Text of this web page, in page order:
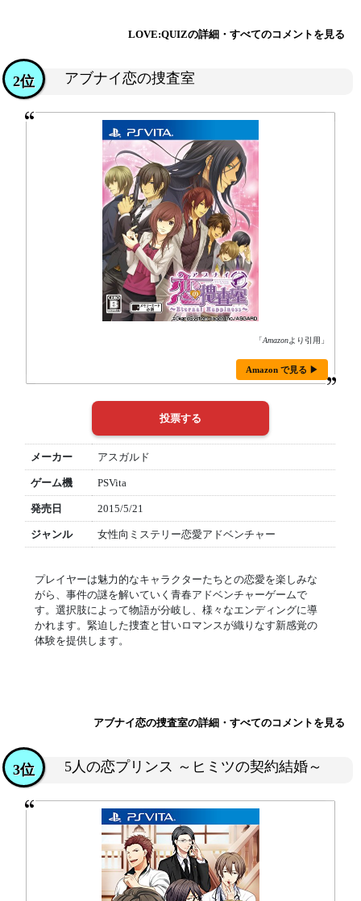
LOVE:QUIZの詳細・すべてのコメントを見る
アブナイ恋の捜査室
2位
「Amazonより引用」
Amazon で見る ▶
メーカー アスガルド
ゲーム機 PSVita
発売日 2015/5/21
ジャンル 女性向ミステリー恋愛アドベンチャー
プレイヤーは魅力的なキャラクターたちとの恋愛を楽しみな
がら、事件の謎を解いていく青春アドベンチャーゲームで
す。選択肢によって物語が分岐し、様々なエンディングに導
かれます。緊迫した捜査と甘いロマンスが織りなす新感覚の
体験を提供します。
アブナイ恋の捜査室の詳細・すべてのコメントを見る
5人の恋プリンス ～ヒミツの契約結婚～
3位